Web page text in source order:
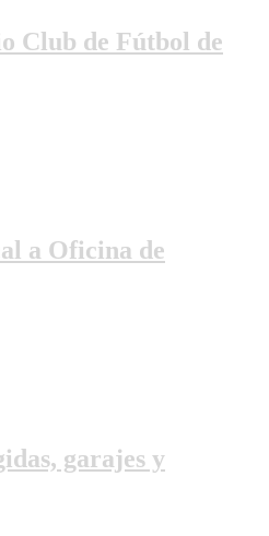
Club de Fútbol de
a Oficina de
garajes y